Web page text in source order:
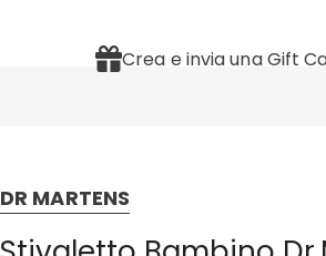
Crea e invia una Gift
DR MARTENS